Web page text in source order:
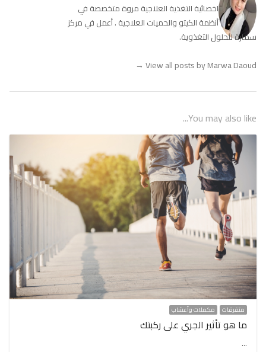
اخصائية التغذية العلاجية مروة متخصصة في
أنظمة الكيتو والحميات العلاجية . أعمل في مركز
سمارة للحلول التغذوية.
View all posts by Marwa Daoud
→
You may also like...
متفرقات مكملات وأعشاب
ما هو تأثير الجري على ركبتك
…